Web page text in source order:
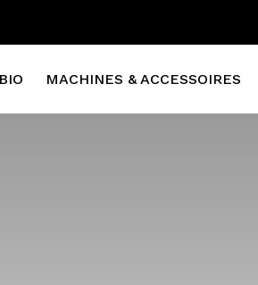
MACHINES & ACCESSOIRES